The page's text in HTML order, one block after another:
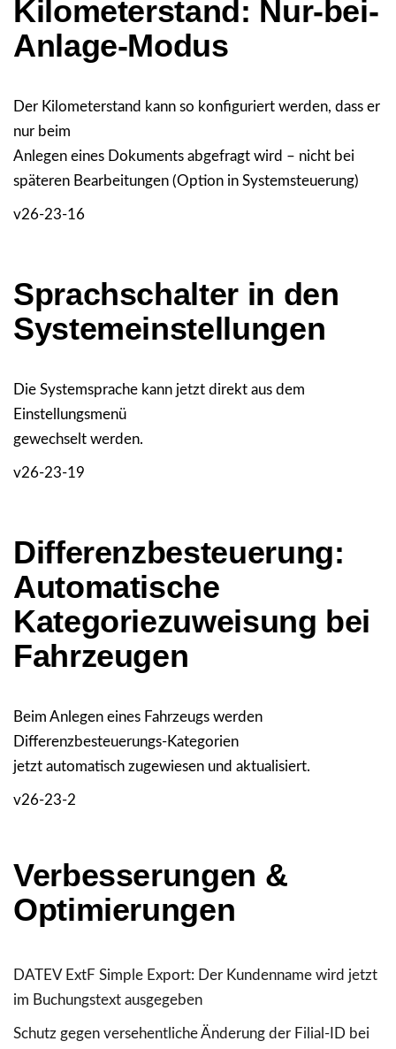
Kilometerstand: Nur-bei-
Anlage-Modus
Der Kilometerstand kann so konfiguriert werden, dass er
nur beim
Anlegen eines Dokuments abgefragt wird – nicht bei
späteren Bearbeitungen (Option in Systemsteuerung)
v26-23-16
Sprachschalter in den
Systemeinstellungen
Die Systemsprache kann jetzt direkt aus dem
Einstellungsmenü
gewechselt werden.
v26-23-19
Differenzbesteuerung:
Automatische
Kategoriezuweisung bei
Fahrzeugen
Beim Anlegen eines Fahrzeugs werden
Differenzbesteuerungs-Kategorien
jetzt automatisch zugewiesen und aktualisiert.
v26-23-2
Verbesserungen &
Optimierungen
DATEV ExtF Simple Export: Der Kundenname wird jetzt
im Buchungstext ausgegeben
Schutz gegen versehentliche Änderung der Filial-ID bei